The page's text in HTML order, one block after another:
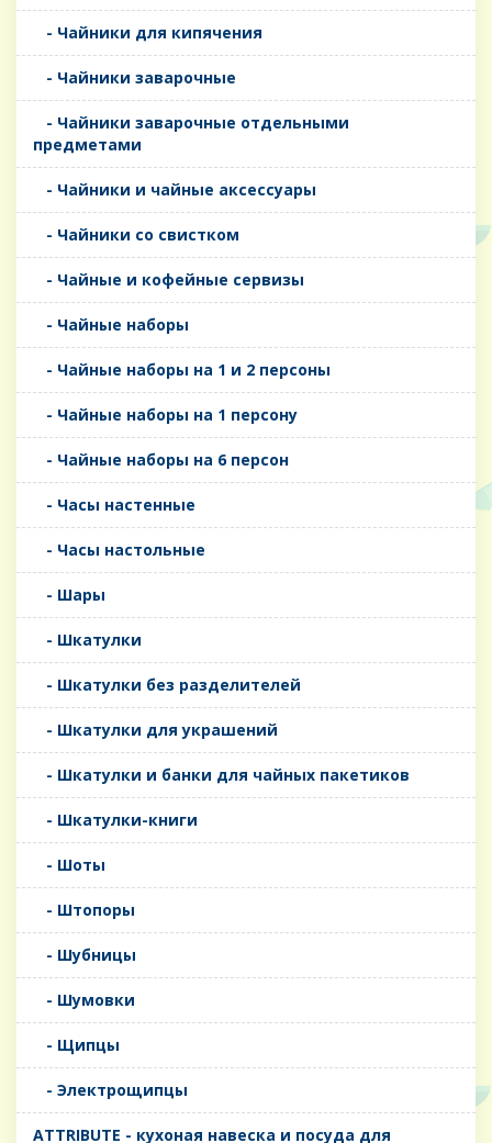
- Чайники для кипячения
- Чайники заварочные
- Чайники заварочные отдельными
предметами
- Чайники и чайные аксессуары
- Чайники со свистком
- Чайные и кофейные сервизы
- Чайные наборы
- Чайные наборы на 1 и 2 персоны
- Чайные наборы на 1 персону
- Чайные наборы на 6 персон
- Часы настенные
- Часы настольные
- Шары
- Шкатулки
- Шкатулки без разделителей
- Шкатулки для украшений
- Шкатулки и банки для чайных пакетиков
- Шкатулки-книги
- Шоты
- Штопоры
- Шубницы
- Шумовки
- Щипцы
- Электрощипцы
ATTRIBUTE - кухоная навеска и посуда для